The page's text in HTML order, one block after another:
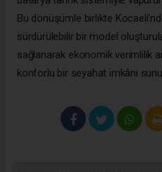
Bu dönüşümle birlikte
sürdürülebilir bir model
sağlanarak ekonomik verimlilik
konforlu bir seyahat imkânı